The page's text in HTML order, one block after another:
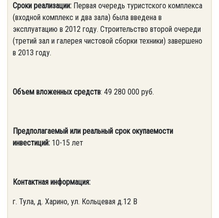
Сроки реализации: Первая очередь туристского комплекса
(входной комплекс и два зала) была введена в
эксплуатацию в 2012 году. Строительство второй очереди
(третий зал и галерея чистовой сборки техники) завершено
в 2013 году.
Объем вложенных средств: 49 280 000 руб.
Предполагаемый или реальный срок окупаемости
инвестиций: 10-15 лет
Контактная информация:
г. Тула, д. Харино, ул. Кольцевая д.12 В